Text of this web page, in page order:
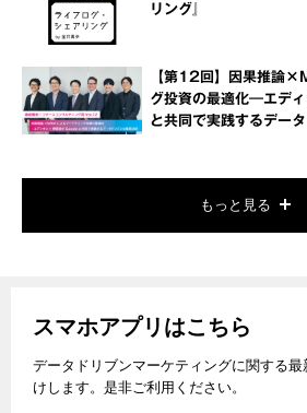
リング』
【第12回】因果推論
グ投資の最適化―エデ
と共同で実践するデー
もっと見る
スマホアプリはこちら
データドリブンマーケティングに関する
けします。是非ご利用ください。